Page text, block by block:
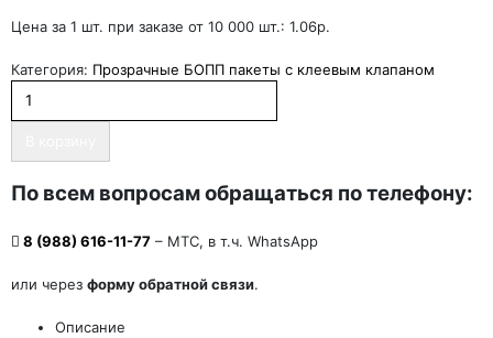
Цена за 1 шт. при заказе от 10 000 шт.: 1.06р.
Категория: Прозрачные БОПП пакеты с клеевым клапаном
По всем вопросам обращаться по телефону:
8 (988) 616-11-77 – МТС, в т.ч. WhatsApp
или через форму обратной связи.
Описание